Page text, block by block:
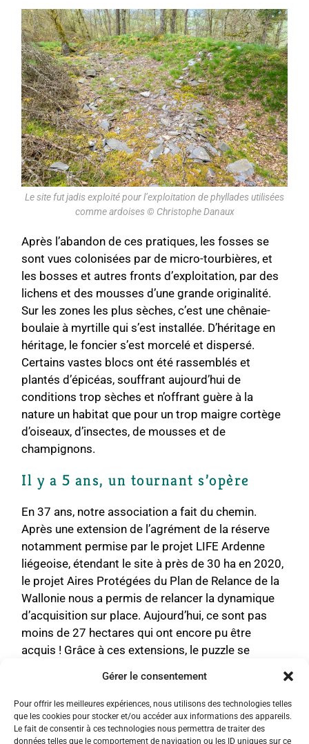
Gérer le consentement
Pour offrir les meilleures expériences, nous utilisons des technologies telles
que les cookies pour stocker et/ou accéder aux informations des appareils.
Le fait de consentir à ces technologies nous permettra de traiter des
données telles que le comportement de navigation ou les ID uniques sur ce
Le site fut jadis exploité pour l’exploitation de phyllades utilisées
comme ardoises © Christophe Danaux
Après l’abandon de ces pratiques, les fosses se
sont vues colonisées par de micro-tourbières, et
les bosses et autres fronts d’exploitation, par des
lichens et des mousses d’une grande originalité.
Sur les zones les plus sèches, c’est une chênaie-
boulaie à myrtille qui s’est installée. D’héritage en
héritage, le foncier s’est morcelé et dispersé.
Certains vastes blocs ont été rassemblés et
plantés d’épicéas, souffrant aujourd’hui de
conditions trop sèches et n’offrant guère à la
nature un habitat que pour un trop maigre cortège
d’oiseaux, d’insectes, de mousses et de
champignons.
Il y a 5 ans, un tournant s’opère
En 37 ans, notre association a fait du chemin.
Après une extension de l’agrément de la réserve
notamment permise par le projet LIFE Ardenne
liégeoise, étendant le site à près de 30 ha en 2020,
le projet Aires Protégées du Plan de Relance de la
Wallonie nous a permis de relancer la dynamique
d’acquisition sur place. Aujourd’hui, ce sont pas
moins de 27 hectares qui ont encore pu être
acquis ! Grâce à ces extensions, le puzzle se
Des restaurations plus ambitieuses sont permises
et s’étaleront progressivement dans les années à